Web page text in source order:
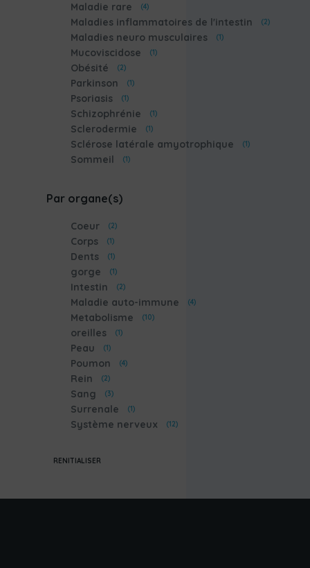
Maladie rare (4)
Maladies inflammatoires de l'intestin (2)
Maladies neuro musculaires (1)
Mucoviscidose (1)
Obésité (2)
Parkinson (1)
Psoriasis (1)
Schizophrénie (1)
Sclerodermie (1)
Sclérose latérale amyotrophique (1)
Sommeil (1)
Par organe(s)
Coeur (2)
Corps (1)
Dents (1)
gorge (1)
Intestin (2)
Maladie auto-immune (4)
Metabolisme (10)
oreilles (1)
Peau (1)
Poumon (4)
Rein (2)
Sang (3)
Surrenale (1)
Système nerveux (12)
RENITIALISER